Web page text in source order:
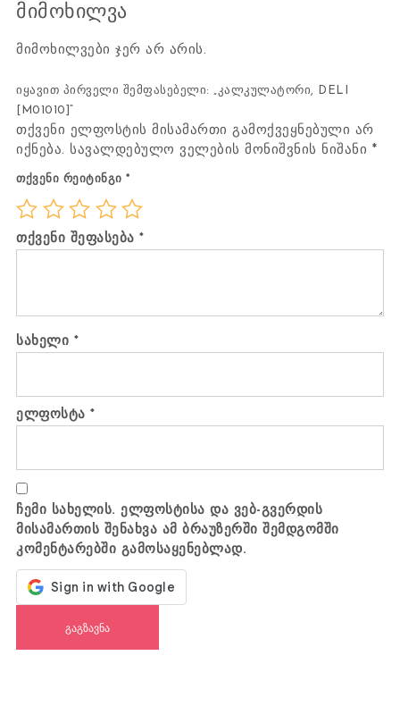
მიმოხილვა
მიმოხილვები ჯერ არ არის.
იყავით პირველი შემფასებელი: „კალკულატორი, DELI
[M01010]“
თქვენი ელფოსტის მისამართი გამოქვეყნებული არ
იქნება. სავალდებულო ველების მონიშვნის ნიშანი *
თქვენი რეიტინგი*
თქვენი შეფასება*
სახელი *
ელფოსტა*
ჩემი სახელის. ელფოსტისა და ვებ-გვერდის
მისამართის შენახვა ამ ბრაუზერში შემდგომში
კომენტარებში გამოსაყენებლად.